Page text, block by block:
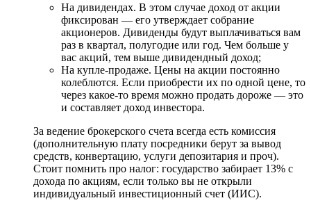
На дивидендах. В этом случае доход от акции
фиксирован — его утверждает собрание
акционеров. Дивиденды будут выплачиваться вам
раз в квартал, полугодие или год. Чем больше у
вас акций, тем выше дивидендный доход;
На купле-продаже. Цены на акции постоянно
колеблются. Если приобрести их по одной цене, то
через какое-то время можно продать дороже — это
и составляет доход инвестора.
За ведение брокерского счета всегда есть комиссия
(дополнительную плату посредники берут за вывод
средств, конвертацию, услуги депозитария и проч).
Стоит помнить про налог: государство забирает 13% с
дохода по акциям, если только вы не открыли
индивидуальный инвестиционный счет (ИИС).